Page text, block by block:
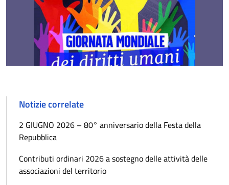
Notizie correlate
2 GIUGNO 2026 – 80° anniversario della Festa della
Repubblica
Contributi ordinari 2026 a sostegno delle attività delle
associazioni del territorio